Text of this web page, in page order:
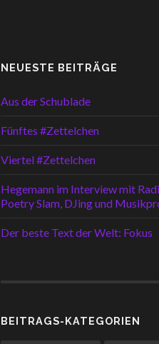
NEUESTE BEITRÄGE
Aus der Schublade
Fünftes #Zettelchen
Viertel #Zettelchen
Hegemann im Interview mit
Poetry Slam, DJing und
Der beste Text der Welt: Fokus
BEITRAGS-KATEGORIEN